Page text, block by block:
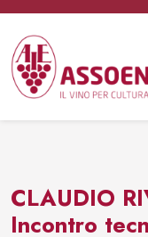
Vai al contenuto
Navigazione
CLAUDIO
Incontro